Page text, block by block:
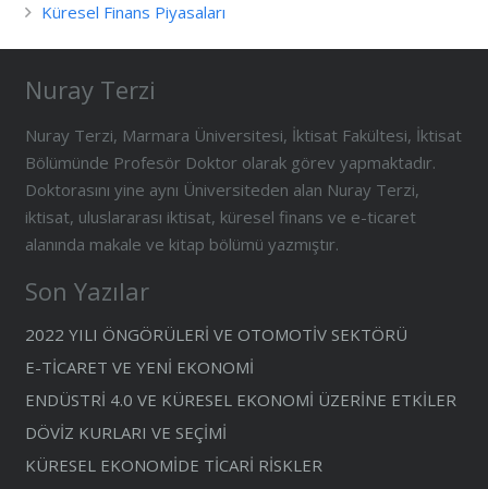
Küresel Finans Piyasaları
Nuray Terzi
Nuray Terzi, Marmara Üniversitesi, İktisat Fakültesi, İktisat
Bölümünde Profesör Doktor olarak görev yapmaktadır.
Doktorasını yine aynı Üniversiteden alan Nuray Terzi,
iktisat, uluslararası iktisat, küresel finans ve e-ticaret
alanında makale ve kitap bölümü yazmıştır.
Son Yazılar
2022 YILI ÖNGÖRÜLERİ VE OTOMOTİV SEKTÖRÜ
E-TİCARET VE YENİ EKONOMİ
ENDÜSTRİ 4.0 VE KÜRESEL EKONOMİ ÜZERİNE ETKİLER
DÖVİZ KURLARI VE SEÇİMİ
KÜRESEL EKONOMİDE TİCARİ RİSKLER